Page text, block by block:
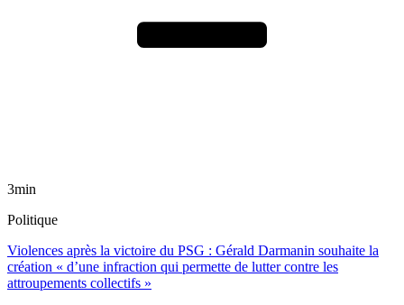
3min
Politique
Violences après la victoire du PSG : Gérald Darmanin souhaite la
création « d’une infraction qui permette de lutter contre les
attroupements collectifs »